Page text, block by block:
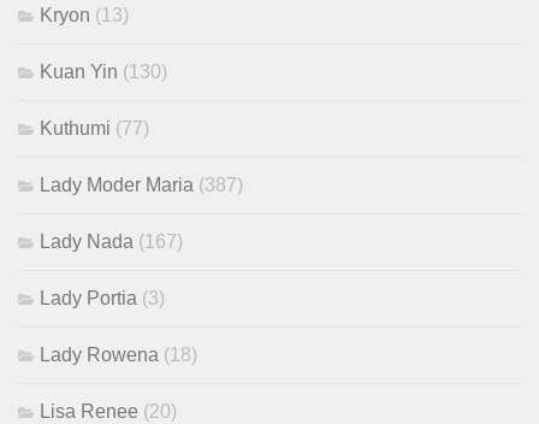
Kryon (13)
Kuan Yin (130)
Kuthumi (77)
Lady Moder Maria (387)
Lady Nada (167)
Lady Portia (3)
Lady Rowena (18)
Lisa Renee (20)